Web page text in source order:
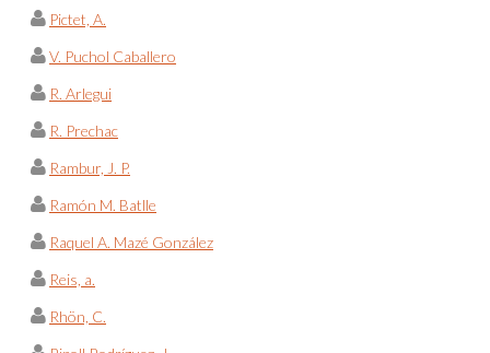
Pictet, A.
V. Puchol Caballero
R. Arlegui
R. Prechac
Rambur, J. P.
Ramón M. Batlle
Raquel A. Mazé González
Reis, a.
Rhön, C.